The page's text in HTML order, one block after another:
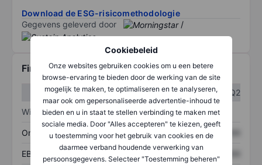
Cookiebeleid
Onze websites gebruiken cookies om u een betere
browse-ervaring te bieden door de werking van de site
mogelijk te maken, te optimaliseren en te analyseren,
maar ook om gepersonaliseerde advertentie-inhoud te
bieden en u in staat te stellen verbinding te maken met
sociale media. Door "Alles accepteren" te kiezen, geeft
u toestemming voor het gebruik van cookies en de
daarmee verband houdende verwerking van
persoonsgegevens. Selecteer "Toestemming beheren"
Download de ESG-risicomethodologie
Gegevens geleverd door
/
Financiële gegevens
Q1
Q2
Winst/verlies
Omzet XXXXXXX XXXXXXX
EBITDA